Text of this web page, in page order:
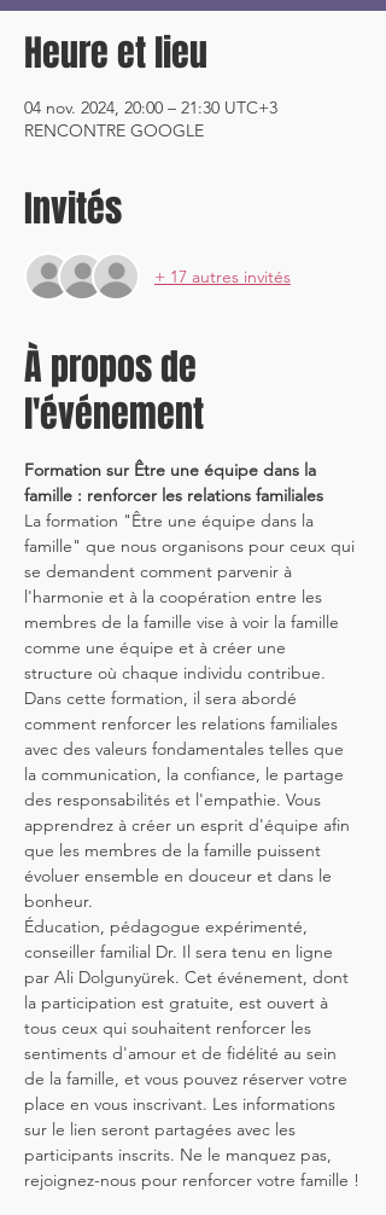
Heure et lieu
04 nov. 2024, 20:00 – 21:30 UTC+3
RENCONTRE GOOGLE
Invités
+ 17 autres invités
À propos de
l'événement
Formation sur Être une équipe dans la
famille : renforcer les relations familiales
La formation "Être une équipe dans la
famille" que nous organisons pour ceux qui
se demandent comment parvenir à
l'harmonie et à la coopération entre les
membres de la famille vise à voir la famille
comme une équipe et à créer une
structure où chaque individu contribue.
Dans cette formation, il sera abordé
comment renforcer les relations familiales
avec des valeurs fondamentales telles que
la communication, la confiance, le partage
des responsabilités et l'empathie. Vous
apprendrez à créer un esprit d'équipe afin
que les membres de la famille puissent
évoluer ensemble en douceur et dans le
bonheur.
Éducation, pédagogue expérimenté,
conseiller familial Dr. Il sera tenu en ligne
par Ali Dolgunyürek. Cet événement, dont
la participation est gratuite, est ouvert à
tous ceux qui souhaitent renforcer les
sentiments d'amour et de fidélité au sein
de la famille, et vous pouvez réserver votre
place en vous inscrivant. Les informations
sur le lien seront partagées avec les
participants inscrits. Ne le manquez pas,
rejoignez-nous pour renforcer votre famille !